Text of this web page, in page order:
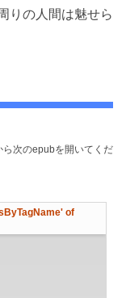
りの人間は魅せら
次のepubを開いてくだ